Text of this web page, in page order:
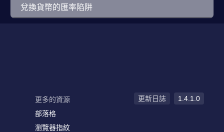
兌換貨幣的匯率陷阱
更多的資源
部落格
瀏覽器指紋
更新日誌 1.4.1.0